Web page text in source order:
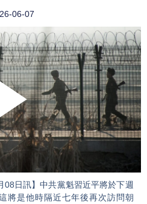
06-07
Play
08日訊】中共黨魁習近平將於下週
將是他時隔近七年後再次訪問朝